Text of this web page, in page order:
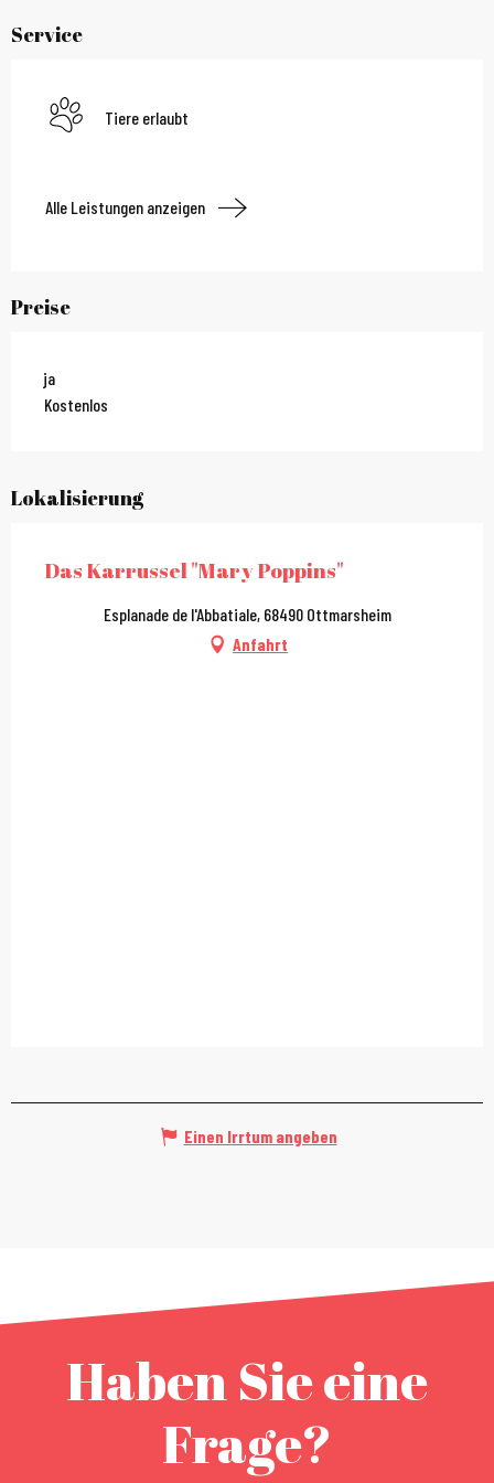
Service
Tiere erlaubt
Alle Leistungen anzeigen
Preise
ja
Kostenlos
Lokalisierung
Das Karrussel "Mary Poppins"
Esplanade de l'Abbatiale, 68490 Ottmarsheim
Anfahrt
Einen Irrtum angeben
Haben Sie eine
Frage?